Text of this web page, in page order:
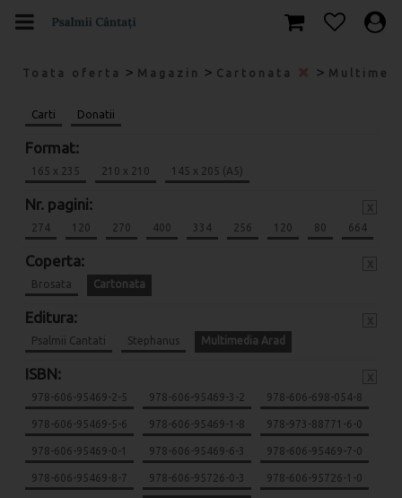
Toata oferta > Magazin > Cartonata >
Carti Donatii
Format:
165 x 235 210 x 210 145 x 205 (A5)
Nr. pagini:
274 120 270 400 334 256 120 80 664
Coperta:
Brosata Cartonata
Editura:
Psalmii Cantati Stephanus Multimedia Arad
ISBN:
978-606-95469-2-5 978-606-95469-3-2 978-606-698-054-8
978-606-95469-5-6 978-606-95469-1-8 978-973-88771-6-0
978-606-95469-0-1 978-606-95469-6-3 978-606-95469-7-0
978-606-95469-8-7 978-606-95726-0-3 978-606-95726-1-0